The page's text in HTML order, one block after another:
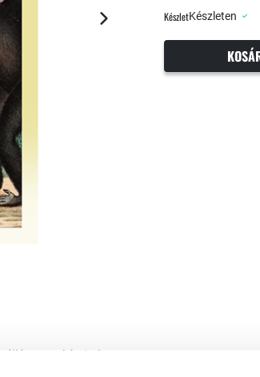
képvisel a
KészletKészleten